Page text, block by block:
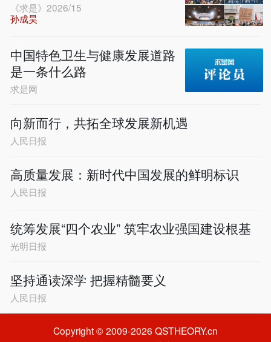
《求是》2026/15
孙成昊
中国特色卫生与健康发展道路
是一条什么路
求是网
向新而行，共拓全球发展新机遇
人民日报
高质量发展：新时代中国发展的鲜明标识
人民日报
统筹发展“四个农业” 筑牢农业强国建设根基
光明日报
坚持通读深学 把握精髓要义
人民日报
Copyright © 2009-2026 QSTHEORY.cn